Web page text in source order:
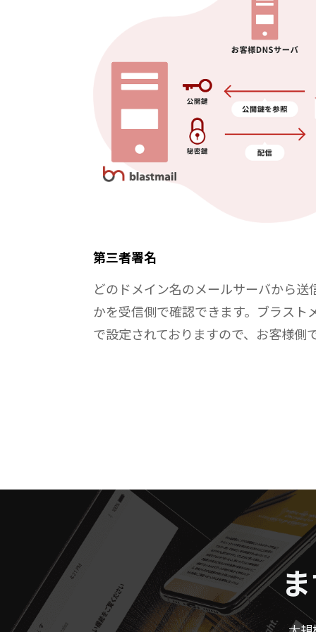
第三者署名
どのドメイン名のメールサーバから送
かを受信側で確認できます。ブラスト
で設定されておりますので、お客様側